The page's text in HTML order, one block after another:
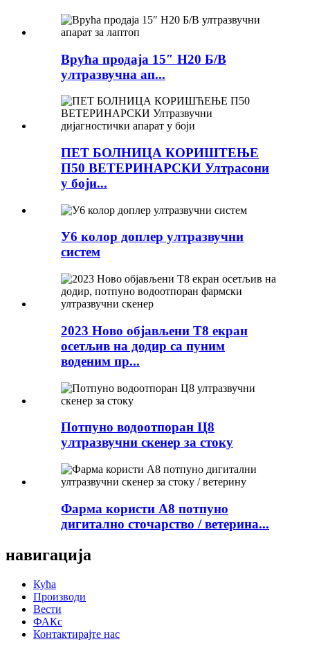
Врућа продаја 15″ Н20 Б/В
ултразвучна ап...
ПЕТ БОЛНИЦА КОРИШТЕЊЕ
П50 ВЕТЕРИНАРСКИ Ултрасони
у боји...
У6 колор доплер ултразвучни
систем
2023 Ново објављени Т8 екран
осетљив на додир са пуним
воденим пр...
Потпуно водоотпоран Ц8
ултразвучни скенер за стоку
Фарма користи А8 потпуно
дигитално сточарство / ветерина...
навигација
Кућа
Производи
Вести
ФАКс
Контактирајте нас